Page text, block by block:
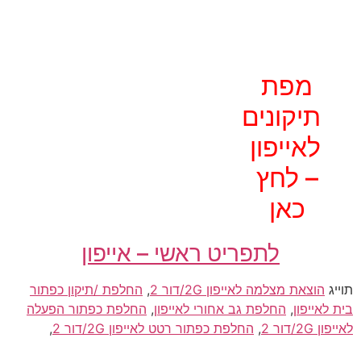
מפת
תיקונים
לאייפון
– לחץ
כאן
לתפריט ראשי – אייפון
תוייג הוצאת מצלמה לאייפון 2G/דור 2 , החלפת /תיקון כפתור
בית לאייפון, החלפת גב אחורי לאייפון, החלפת כפתור הפעלה
לאייפון 2G/דור 2
, החלפת כפתור רטט לאייפון 2G/דור 2
,